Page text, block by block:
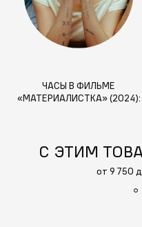
ЧАСЫ В ФИЛЬМЕ
«МАТЕРИАЛИСТКА» (2024):
С ЭТИМ
от 9 750